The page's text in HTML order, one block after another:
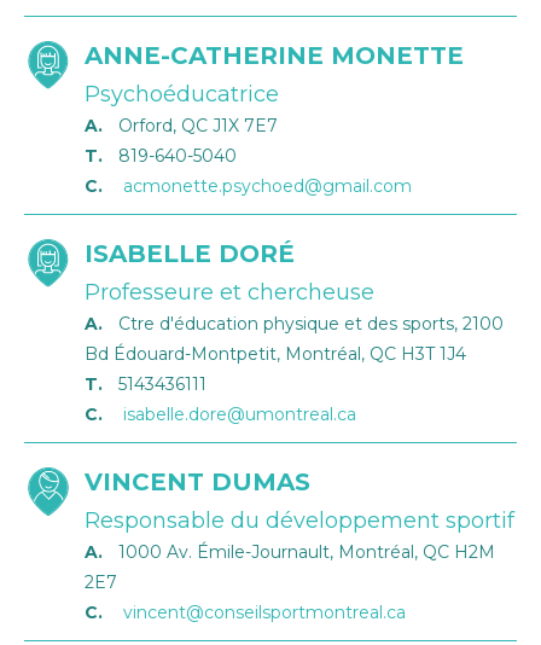
ANNE-CATHERINE MONETTE
Psychoéducatrice
A.
Orford, QC J1X 7E7
T.
819-640-5040
C.
acmonette.psychoed@gmail.com
ISABELLE DORÉ
Professeure et chercheuse
A.
Ctre d'éducation physique et des sports, 2100
Bd Édouard-Montpetit, Montréal, QC H3T 1J4
T.
5143436111
C.
isabelle.dore@umontreal.ca
VINCENT DUMAS
Responsable du développement sportif
A.
1000 Av. Émile-Journault, Montréal, QC H2M
2E7
C.
vincent@conseilsportmontreal.ca